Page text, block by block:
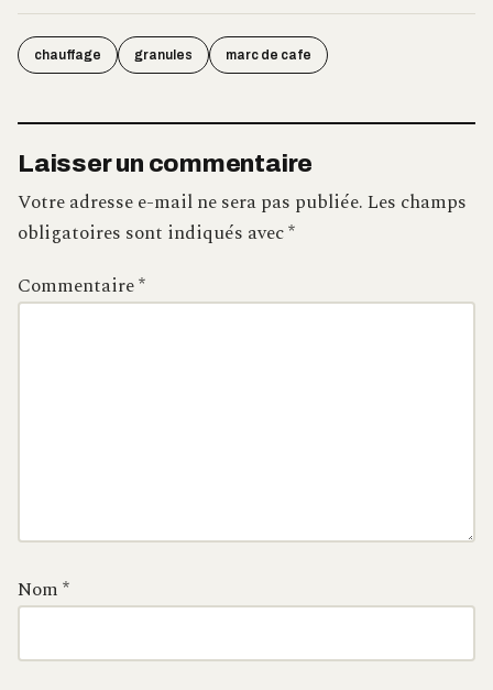
chauffage granules marc de cafe
Laisser un commentaire
Votre adresse e-mail ne sera pas publiée.Les champs
obligatoires sont indiqués avec*
Commentaire*
Nom*